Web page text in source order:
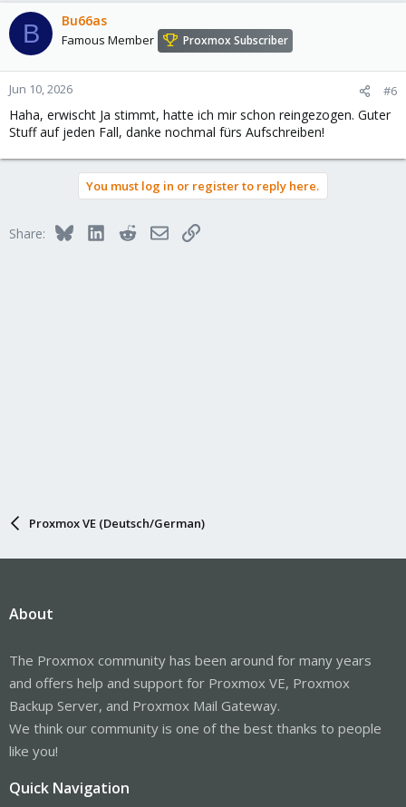
B Bu66as
Famous Member Proxmox Subscriber
Jun 10, 2026 #6
Haha, erwischt Ja stimmt, hatte ich mir schon reingezogen. Guter
Stuff auf jeden Fall, danke nochmal fürs Aufschreiben!
You must log in or register to reply here.
Share: BlueskyLinkedInRedditEmailLink
Proxmox VE (Deutsch/German)
About
The Proxmox community has been around for many years
and offers help and support for Proxmox VE, Proxmox
Backup Server, and Proxmox Mail Gateway.
We think our community is one of the best thanks to people
like you!
Quick Navigation